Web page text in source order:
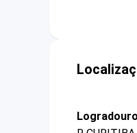
Logradouro